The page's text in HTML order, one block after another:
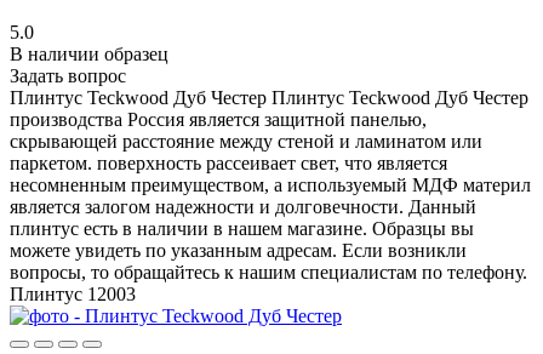
5.0
В наличии образец
Задать вопрос
Плинтус Teckwood Дуб Честер Плинтус Teckwood Дуб Честер
производства Россия является защитной панелью,
скрывающей расстояние между стеной и ламинатом или
паркетом. поверхность рассеивает свет, что является
несомненным преимуществом, а используемый МДФ материл
является залогом надежности и долговечности. Данный
плинтус есть в наличии в нашем магазине. Образцы вы
можете увидеть по указанным адресам. Если возникли
вопросы, то обращайтесь к нашим специалистам по телефону.
Плинтус 12003